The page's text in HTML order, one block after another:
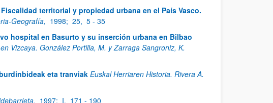
Fiscalidad territorial y propiedad urbana en el País Vasco.
Geografía, 1998; 25, 5 - 35
hospital en Basurto y su inserción urbana en Bilbao
Vizcaya. González Portilla, M. y Zarraga Sangroniz, K.
eta tranviak Euskal Herriaren Historia. Rivera A.
1997; I, 171 - 190